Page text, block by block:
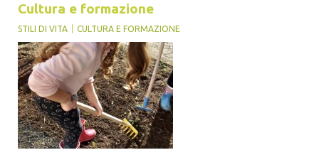
Cultura e formazione
STILI DI VITA CULTURA E FORMAZIONE